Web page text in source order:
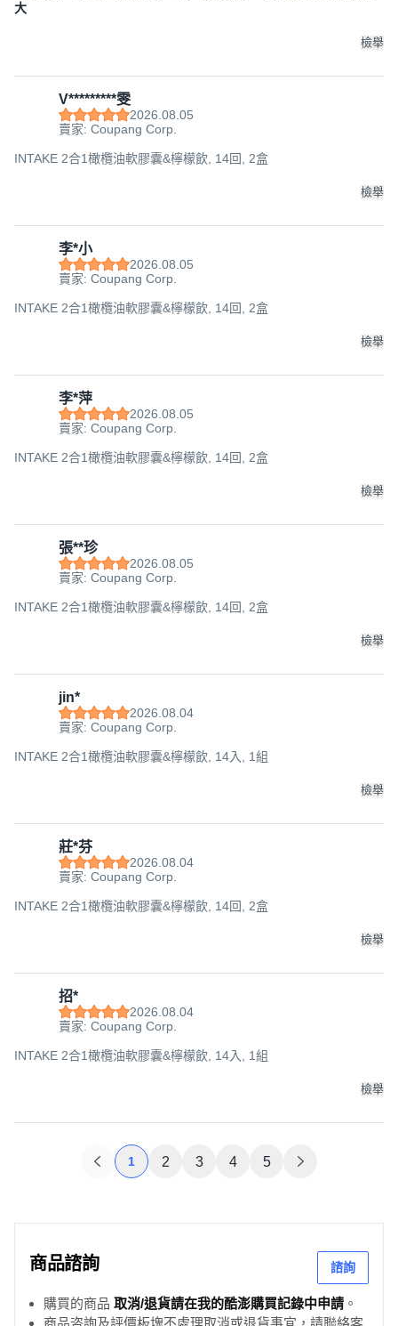
大
檢舉
V*********雯
2026.08.05
賣家: Coupang Corp.
INTAKE 2合1橄欖油軟膠囊&檸檬飲, 14回, 2盒
檢舉
李*小
2026.08.05
賣家: Coupang Corp.
INTAKE 2合1橄欖油軟膠囊&檸檬飲, 14回, 2盒
檢舉
李*萍
2026.08.05
賣家: Coupang Corp.
INTAKE 2合1橄欖油軟膠囊&檸檬飲, 14回, 2盒
檢舉
張**珍
2026.08.05
賣家: Coupang Corp.
INTAKE 2合1橄欖油軟膠囊&檸檬飲, 14回, 2盒
檢舉
jin*
2026.08.04
賣家: Coupang Corp.
INTAKE 2合1橄欖油軟膠囊&檸檬飲, 14入, 1組
檢舉
莊*芬
2026.08.04
賣家: Coupang Corp.
INTAKE 2合1橄欖油軟膠囊&檸檬飲, 14回, 2盒
檢舉
招*
2026.08.04
賣家: Coupang Corp.
INTAKE 2合1橄欖油軟膠囊&檸檬飲, 14入, 1組
檢舉
1 2 3 4 5
商品諮詢 諮詢
購買的商品 取消/退貨請在我的酷澎購買記錄中申請 。